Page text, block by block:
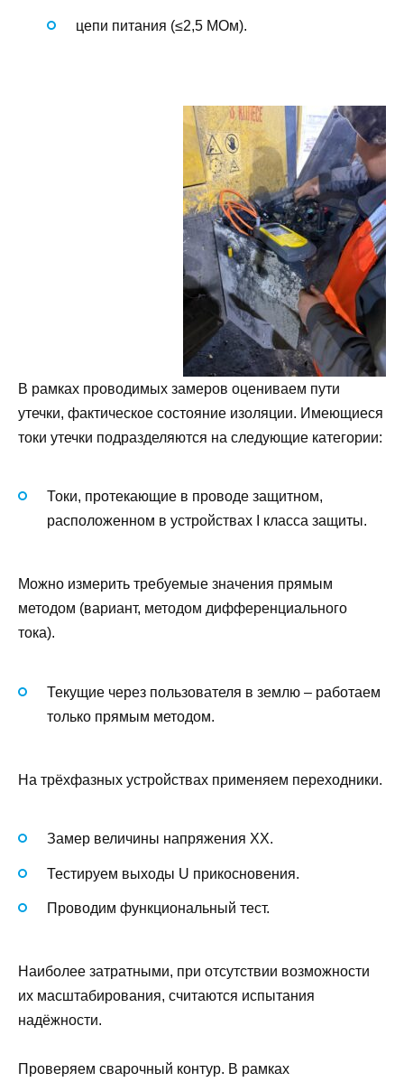
цепи питания (≤2,5 МОм).
В рамках проводимых замеров оцениваем пути
утечки, фактическое состояние изоляции. Имеющиеся
токи утечки подразделяются на следующие категории:
Токи, протекающие в проводе защитном,
расположенном в устройствах I класса защиты.
Можно измерить требуемые значения прямым
методом (вариант, методом дифференциального
тока).
Текущие через пользователя в землю – работаем
только прямым методом.
На трёхфазных устройствах применяем переходники.
Замер величины напряжения ХХ.
Тестируем выходы U прикосновения.
Проводим функциональный тест.
Наиболее затратными, при отсутствии возможности
их масштабирования, считаются испытания
надёжности.
Проверяем сварочный контур. В рамках